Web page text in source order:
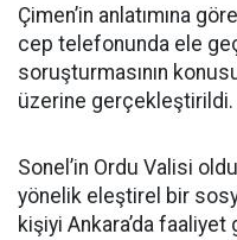
Çimen’in anlatımına
cep telefonunda ele
soruşturmasının
üzerine gerçekleştirildi.
Sonel’in Ordu Valisi
yönelik eleştirel bir
kişiyi Ankara’da faaliyet